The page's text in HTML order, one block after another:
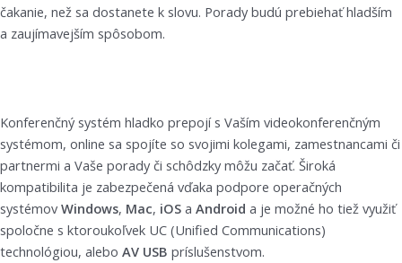
čakanie, než sa dostanete k slovu. Porady budú prebiehať hladším
a zaujímavejším spôsobom.
Konferenčný systém hladko prepojí s Vaším videokonferenčným
systémom, online sa spojíte so svojimi kolegami, zamestnancami či
partnermi a Vaše porady či schôdzky môžu začať. Široká
kompatibilita je zabezpečená vďaka podpore operačných
systémov Windows, Mac, iOS a Android a je možné ho tiež využiť
spoločne s ktoroukoľvek UC (Unified Communications)
technológiou, alebo AV USB príslušenstvom.